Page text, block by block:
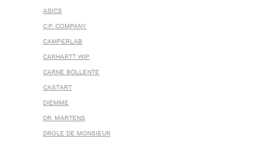
ASICS
C.P. COMPANY
CAMPERLAB
CARHARTT WIP
CARNE BOLLENTE
CASTART
DIEMME
DR. MARTENS
DROLE DE MONSIEUR